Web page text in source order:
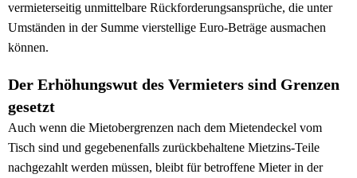
vermieterseitig unmittelbare Rückforderungsansprüche, die unter
Umständen in der Summe vierstellige Euro-Beträge ausmachen
können.
Der Erhöhungswut des Vermieters sind Grenzen
gesetzt
Auch wenn die Mietobergrenzen nach dem Mietendeckel vom
Tisch sind und gegebenenfalls zurückbehaltene Mietzins-Teile
nachgezahlt werden müssen, bleibt für betroffene Mieter in der